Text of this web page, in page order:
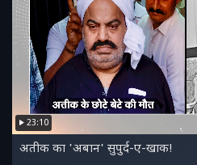
23:10
अतीक का 'अबान' सुपुर्द-ए-खाक!